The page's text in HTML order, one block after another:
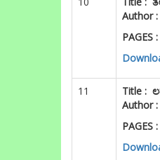
10 Title :
Author
PAGES
11 Title :
Author
PAGES